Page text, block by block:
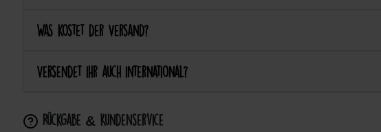
Was kostet der Versand?
Versendet ihr auch international?
Rückgabe & Kundenservice